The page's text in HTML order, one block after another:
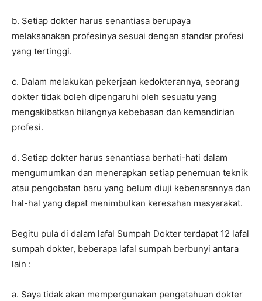
b. Setiap dokter harus senantiasa berupaya
melaksanakan profesinya sesuai dengan standar profesi
yang tertinggi.
c. Dalam melakukan pekerjaan kedokterannya, seorang
dokter tidak boleh dipengaruhi oleh sesuatu yang
mengakibatkan hilangnya kebebasan dan kemandirian
profesi.
d. Setiap dokter harus senantiasa berhati-hati dalam
mengumumkan dan menerapkan setiap penemuan teknik
atau pengobatan baru yang belum diuji kebenarannya dan
hal-hal yang dapat menimbulkan keresahan masyarakat.
Begitu pula di dalam lafal Sumpah Dokter terdapat 12 lafal
sumpah dokter, beberapa lafal sumpah berbunyi antara
lain :
a. Saya tidak akan mempergunakan pengetahuan dokter